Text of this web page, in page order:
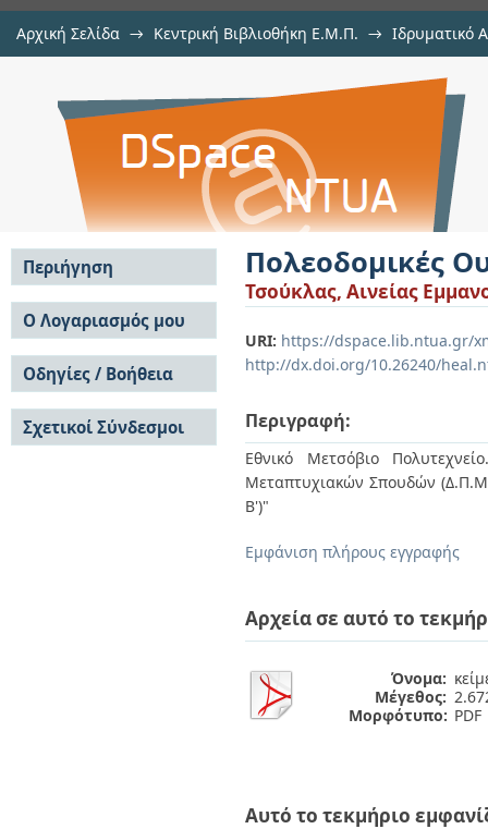
Αρχική Σελίδα → Κεντρική Βιβλιοθήκη Ε.Μ.Π. → Ιδρυματικό
Πολεοδομικές Ουτοπίες από
Πολεοδομικές
Τσούκλας, Αινείας
URI: https://dspace.lib.ntua.gr/
http://dx.doi.org/10.26240/
Περιγραφή:
Εθνικό Μετσόβιο
Μεταπτυχιακών Σπουδών
Β')"
Εμφάνιση πλήρους εγγραφής
Αρχεία σε αυτό το
Όνομα:
Μέγεθος:
Μορφότυπο: PDF
Αυτό το τεκμήριο
Περιήγηση
Σε όλο το DSpace
Κοινότητες & Συλλογές
Ανά Ημερομηνία
Έκδοσης
Συγγραφείς
Τίτλοι
Θέματα
Ο Λογαριασμός μου
Σύνδεση
Εγγραφή
Οδηγίες / Βοήθεια
Οδηγίες Υποβολής
Οδηγίες Χρήσης ΙΑ
Συχνές Ερωτήσεις
Σχετικοί Σύνδεσμοι